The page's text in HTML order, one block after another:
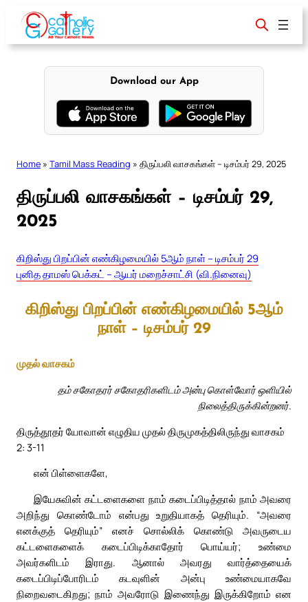
content
Download our App
Home » Tamil Mass Reading » திருப்பலி வாசகங்கள் – டிசம்பர் 29, 2025
திருப்பலி வாசகங்கள் – டிசம்பர் 29,
2025
கிறிஸ்து பிறப்பின் எண்கிழமையில் 5ஆம் நாள் – டிசம்பர் 29
புனித தாமஸ் பெக்கட் – ஆயர் மறைச்சாட்சி (வி.நினைவு)
கிறிஸ்து பிறப்பின் எண்கிழமையில் 5ஆம்
நாள் – டிசம்பர் 29
முதல் வாசகம்
தம் சகோதரர் சகோதரிகளிடம் அன்பு கொள்வோர் ஒளியில்
நிலைத்திருக்கின்றனர்.
திருத்தூதர் யோவான் எழுதிய முதல் திருமுகத்திலிருந்து வாசகம்
2: 3-11
என் பிள்ளைகளே,
இயேசுவின் கட்டளைகளை நாம் கடைப்பிடித்தால் நாம் அவரை
அறிந்து கொண்டோம் என்பது உறுதியாகத் தெரியும். “அவரை
எனக்குத் தெரியும்” எனச் சொல்லிக் கொண்டு அவருடைய
கட்டளைகளைக் கடைப்பிடிக்காதோர் பொய்யர்; உண்மை
அவர்களிடம் இராது. ஆனால் அவரது வார்த்தையைக்
கடைப்பிடிப்போரிடம் கடவுளின் அன்பு உண்மையாகவே
நிறைவடைகிறது; நாம் அவரோடு இணைந்து இருக்கிறோம் என